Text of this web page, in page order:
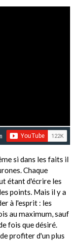
si dans les faits il
Chaque
étant d'écrire les
points. Mais il y a
à l'esprit : les
au maximum, sauf
fois que désiré.
profiter d'un plus